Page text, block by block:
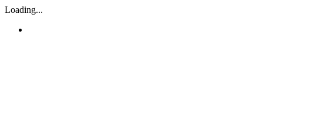
Loading...